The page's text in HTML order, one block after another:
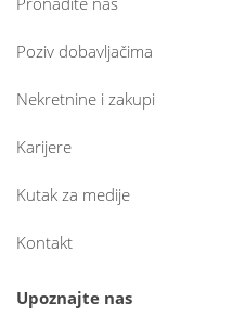
Poziv dobavljačima
Nekretnine i zakupi
Karijere
Kutak za medije
Kontakt
Upoznajte nas